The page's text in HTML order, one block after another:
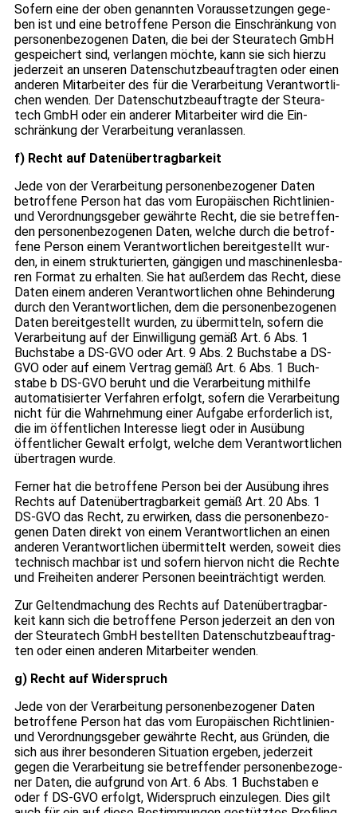
Sofern eine der oben genann­ten Vor­aus­set­zun­gen gege­
ben ist und eine betrof­fene Per­son die Ein­schrän­kung von
per­so­nen­be­zo­ge­nen Daten, die bei der Steu­ra­tech GmbH
gespei­chert sind, ver­lan­gen möchte, kann sie sich hierzu
jeder­zeit an unse­ren Daten­schutz­be­auf­trag­ten oder einen
ande­ren Mit­ar­bei­ter des für die Ver­ar­bei­tung Ver­ant­wort­li­
chen wen­den. Der Daten­schutz­be­auf­tragte der Steu­ra­
tech GmbH oder ein ande­rer Mit­ar­bei­ter wird die Ein­
schrän­kung der Ver­ar­bei­tung ver­an­las­sen.
f) Recht auf Daten­über­trag­bar­keit
Jede von der Ver­ar­bei­tung per­so­nen­be­zo­ge­ner Daten
betrof­fene Per­son hat das vom Euro­päi­schen Richt­li­nien-
und Ver­ord­nungs­ge­ber gewährte Recht, die sie betref­fen­
den per­so­nen­be­zo­ge­nen Daten, wel­che durch die betrof­
fene Per­son einem Ver­ant­wort­li­chen bereit­ge­stellt wur­
den, in einem struk­tu­rier­ten, gän­gi­gen und maschi­nen­les­ba­
ren For­mat zu erhal­ten. Sie hat außer­dem das Recht, diese
Daten einem ande­ren Ver­ant­wort­li­chen ohne Behin­de­rung
durch den Ver­ant­wort­li­chen, dem die per­so­nen­be­zo­ge­nen
Daten bereit­ge­stellt wur­den, zu über­mit­teln, sofern die
Ver­ar­bei­tung auf der Ein­wil­li­gung gemäß Art. 6 Abs. 1
Buch­stabe a DS-GVO oder Art. 9 Abs. 2 Buch­stabe a DS-
GVO oder auf einem Ver­trag gemäß Art. 6 Abs. 1 Buch­
stabe b DS-GVO beruht und die Ver­ar­bei­tung mit­hilfe
auto­ma­ti­sier­ter Ver­fah­ren erfolgt, sofern die Ver­ar­bei­tung
nicht für die Wahr­neh­mung einer Auf­gabe erfor­der­lich ist,
die im öffent­li­chen Inter­esse liegt oder in Aus­übung
öffent­li­cher Gewalt erfolgt, wel­che dem Ver­ant­wort­li­chen
über­tra­gen wurde.
Fer­ner hat die betrof­fene Per­son bei der Aus­übung ihres
Rechts auf Daten­über­trag­bar­keit gemäß Art. 20 Abs. 1
DS-GVO das Recht, zu erwir­ken, dass die per­so­nen­be­zo­
ge­nen Daten direkt von einem Ver­ant­wort­li­chen an einen
ande­ren Ver­ant­wort­li­chen über­mit­telt wer­den, soweit dies
tech­nisch mach­bar ist und sofern hier­von nicht die Rechte
und Frei­hei­ten ande­rer Per­so­nen beein­träch­tigt wer­den.
Zur Gel­tend­ma­chung des Rechts auf Daten­über­trag­bar­
keit kann sich die betrof­fene Per­son jeder­zeit an den von
der Steu­ra­tech GmbH bestell­ten Daten­schutz­be­auf­trag­
ten oder einen ande­ren Mit­ar­bei­ter wen­den.
g) Recht auf Wider­spruch
Jede von der Ver­ar­bei­tung per­so­nen­be­zo­ge­ner Daten
betrof­fene Per­son hat das vom Euro­päi­schen Richt­li­nien-
und Ver­ord­nungs­ge­ber gewährte Recht, aus Grün­den, die
sich aus ihrer beson­de­ren Situa­tion erge­ben, jeder­zeit
gegen die Ver­ar­bei­tung sie betref­fen­der per­so­nen­be­zo­ge­
ner Daten, die auf­grund von Art. 6 Abs. 1 Buch­sta­ben e
oder f DS-GVO erfolgt, Wider­spruch ein­zu­le­gen. Dies gilt